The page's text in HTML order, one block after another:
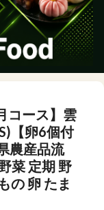
コース】雲
【卵6個付
農産品流
菜 定期 野
の 卵 たま